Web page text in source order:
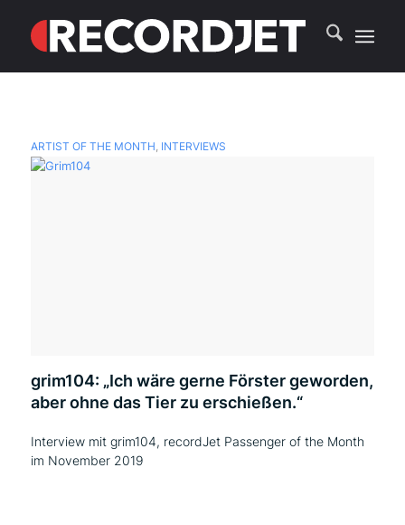
ARTIST OF THE MONTH, INTERVIEWS
grim104: „Ich wäre gerne Förster geworden,
aber ohne das Tier zu erschießen.“
Interview mit grim104, recordJet Passenger of the Month
im November 2019